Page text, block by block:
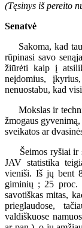
(Tęsinys iš pereito
Senatvė
Sakoma, kad
rūpinasi savo
žiūrėti kaip į
neįdomius,
nenuostabu, kad
Mokslas ir
žmogaus
sveikatos ar
Šeimos ryšiai ir
JAV statistika
vieniši. Iš jų bent
giminių ; 25 proc.
savotiškas mitas,
prieglaudose,
valdiškuose